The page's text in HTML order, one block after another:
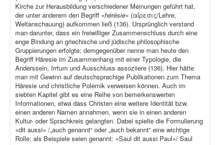
Kirche zur Herausbildung verschiedener Meinungen geführt hat,
der unter anderem den Begriff «hérésie» (αἵρεσις/Lehre,
Weltanschauung) aufkommen ließ (136). Ursprünglich verstand
man darunter, dass ein freiwilliger Zusammenschluss durch eine
enge Bindung an griechische und jüdische philosophische
Gruppierungen erfolgte; demgegenüber nenne man heute den
Begriff Häresie im Zusammenhang mit einer Typologie, die
Anderssein, Irrtum und Ausschluss assoziiere (136). Hier hätte
man mit Gewinn auf deutschsprachige Publikationen zum Thema
Häresie und christliche Polemik verweisen können. Auch im
siebten Kapitel gibt es eine Reihe von bemerkenswerten
Informationen, etwa dass Christen eine weitere Identität bzw.
einen anderen Namen annahmen, wenn sie in einen anderen
Kultur- oder Sprachkreis gelangten. Dabei spielte die Formulierung
«dit aussi» /„auch genannt“ oder „auch bekannt“ eine wichtige
Rolle; als Beispiele seien genannt: «Saul dit aussi Paul»/ Saul